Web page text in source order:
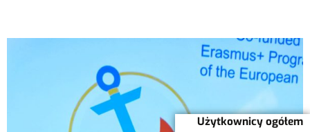
Użytkownicy ogółem